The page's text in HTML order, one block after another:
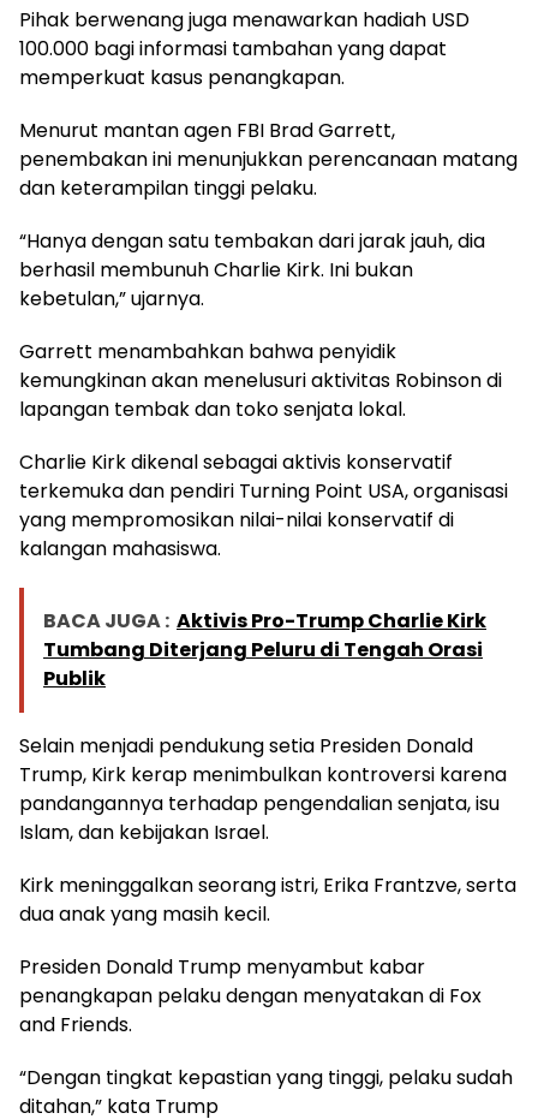
Pihak berwenang juga menawarkan hadiah USD
100.000 bagi informasi tambahan yang dapat
memperkuat kasus penangkapan.
Menurut mantan agen FBI Brad Garrett,
penembakan ini menunjukkan perencanaan matang
dan keterampilan tinggi pelaku.
“Hanya dengan satu tembakan dari jarak jauh, dia
berhasil membunuh Charlie Kirk. Ini bukan
kebetulan,” ujarnya.
Garrett menambahkan bahwa penyidik
kemungkinan akan menelusuri aktivitas Robinson di
lapangan tembak dan toko senjata lokal.
Charlie Kirk dikenal sebagai aktivis konservatif
terkemuka dan pendiri Turning Point USA, organisasi
yang mempromosikan nilai-nilai konservatif di
kalangan mahasiswa.
BACA JUGA : Aktivis Pro-Trump Charlie Kirk
Tumbang Diterjang Peluru di Tengah Orasi
Publik
Selain menjadi pendukung setia Presiden Donald
Trump, Kirk kerap menimbulkan kontroversi karena
pandangannya terhadap pengendalian senjata, isu
Islam, dan kebijakan Israel.
Kirk meninggalkan seorang istri, Erika Frantzve, serta
dua anak yang masih kecil.
Presiden Donald Trump menyambut kabar
penangkapan pelaku dengan menyatakan di Fox
and Friends.
“Dengan tingkat kepastian yang tinggi, pelaku sudah
ditahan,” kata Trump